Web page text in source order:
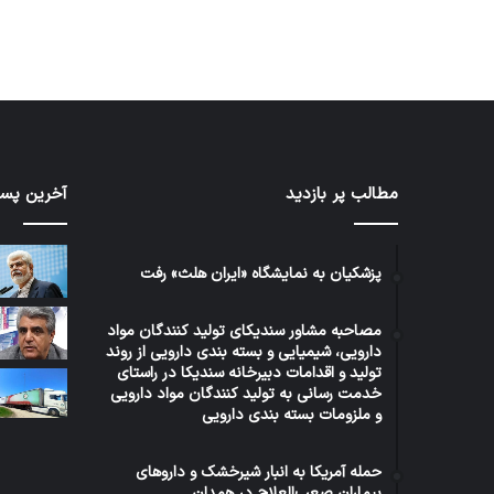
مطالب پر بازدید
پزشکیان به نمایشگاه «ایران هلث» رفت
مصاحبه مشاور سندیکای تولید کنندگان مواد
دارویی، شیمیایی و بسته بندی دارویی از روند
تولید و اقدامات دبیرخانه سندیکا در راستای
خدمت رسانی به تولید کنندگان مواد دارویی
و ملزومات بسته بندی دارویی
حمله آمریکا به انبار شیرخشک و داروهای
آخرین
کاروان
غذا
و
با
بدرقه
رئیس
سازمان
عازم
عالیات
1 هفته پیش
کاروان اربعین سازمان غذا و دارو با
بدرقه رئیس سازمان عازم عتبات
عالیات شد.
رئیس
و
بیماران
3 روز پیش